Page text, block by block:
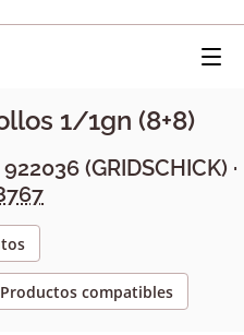
1/1gn (8+8)
922036(GRIDSCHICK) ·
Productos compatibles